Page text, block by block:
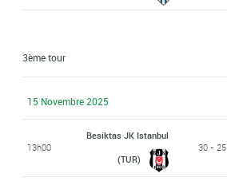
3ème tour
15 Novembre 2025
13h00
Besiktas JK Istanbul
(TUR)
30 - 25